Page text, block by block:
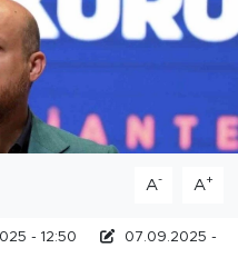
A- A+
- 12:50
07.09.2025 -